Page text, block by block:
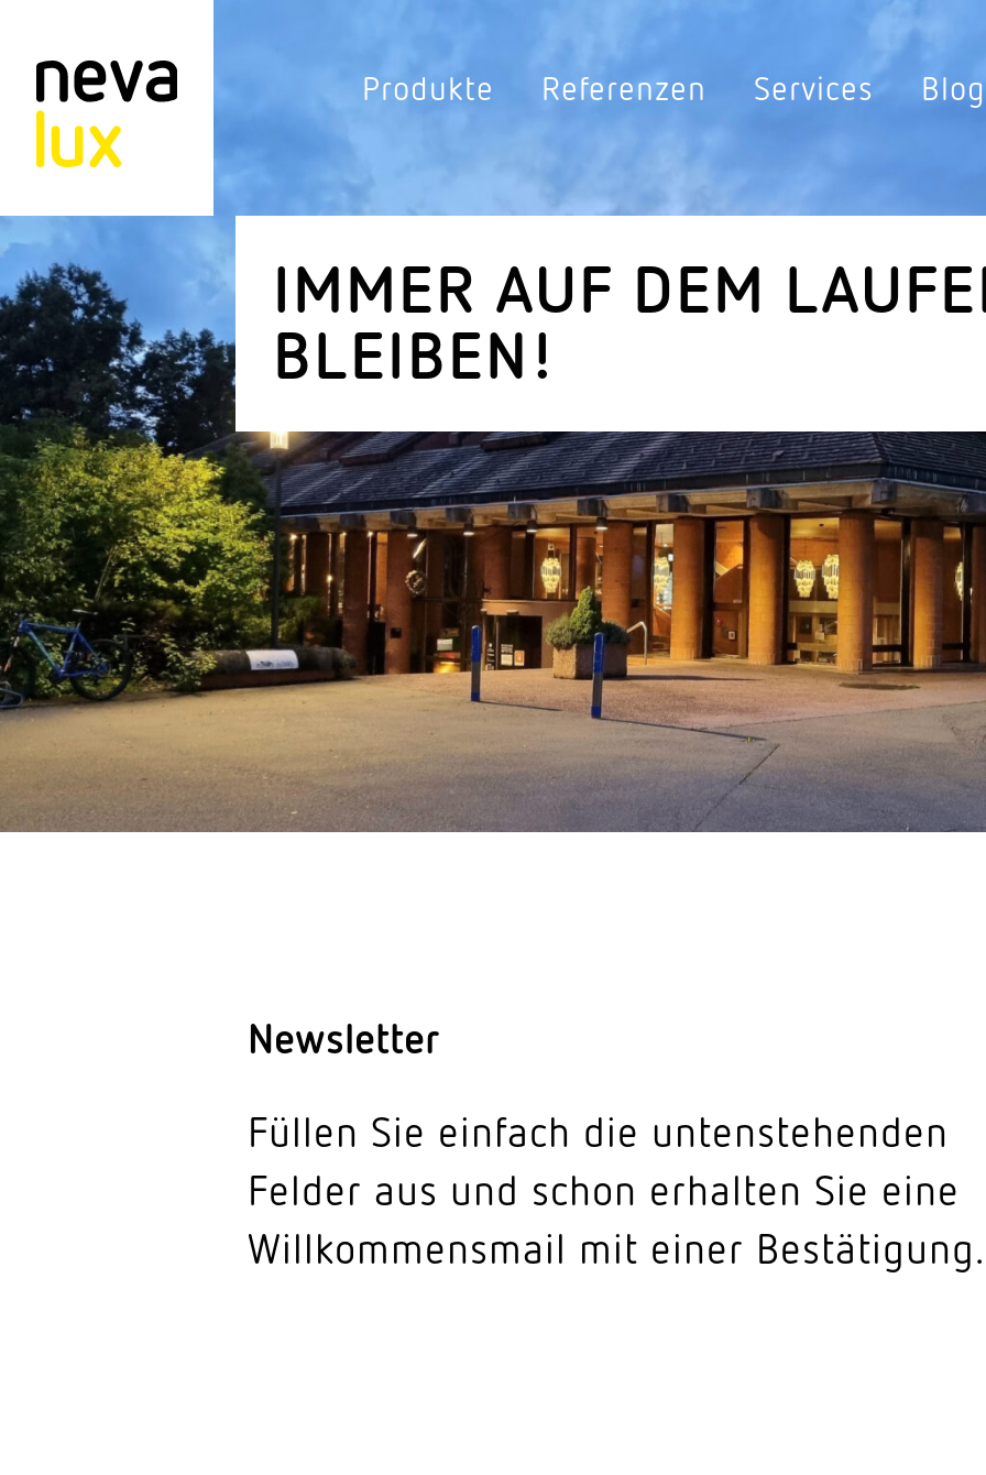
Produkte
Pendel­leuchten
Sensorik
Stras­sen­leuchten
Wand­leuchten
System­kom­po­nenten
Sensor­leuchten Solar Multi­sen­sorik
Sensorik für
Video-Sensorik
Refe­renzen Services Blog
IMMER AUF DEM
BLEIBEN!
News­letter
Füllen Sie einfach die unten­ste­henden
Felder aus und schon erhalten Sie eine
Will­kom­mensmail mit einer Bestätigung.